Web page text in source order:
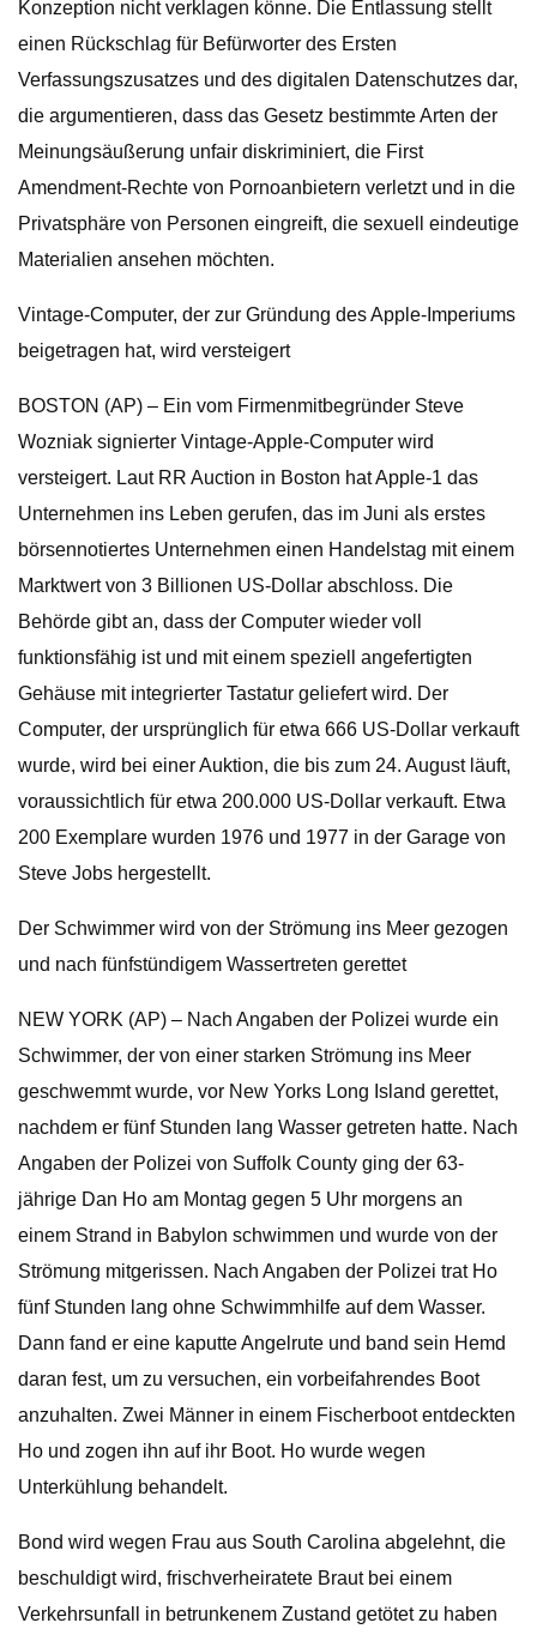
Konzeption nicht verklagen könne. Die Entlassung stellt
einen Rückschlag für Befürworter des Ersten
Verfassungszusatzes und des digitalen Datenschutzes dar,
die argumentieren, dass das Gesetz bestimmte Arten der
Meinungsäußerung unfair diskriminiert, die First
Amendment-Rechte von Pornoanbietern verletzt und in die
Privatsphäre von Personen eingreift, die sexuell eindeutige
Materialien ansehen möchten.
Vintage-Computer, der zur Gründung des Apple-Imperiums
beigetragen hat, wird versteigert
BOSTON (AP) – Ein vom Firmenmitbegründer Steve
Wozniak signierter Vintage-Apple-Computer wird
versteigert. Laut RR Auction in Boston hat Apple-1 das
Unternehmen ins Leben gerufen, das im Juni als erstes
börsennotiertes Unternehmen einen Handelstag mit einem
Marktwert von 3 Billionen US-Dollar abschloss. Die
Behörde gibt an, dass der Computer wieder voll
funktionsfähig ist und mit einem speziell angefertigten
Gehäuse mit integrierter Tastatur geliefert wird. Der
Computer, der ursprünglich für etwa 666 US-Dollar verkauft
wurde, wird bei einer Auktion, die bis zum 24. August läuft,
voraussichtlich für etwa 200.000 US-Dollar verkauft. Etwa
200 Exemplare wurden 1976 und 1977 in der Garage von
Steve Jobs hergestellt.
Der Schwimmer wird von der Strömung ins Meer gezogen
und nach fünfstündigem Wassertreten gerettet
NEW YORK (AP) – Nach Angaben der Polizei wurde ein
Schwimmer, der von einer starken Strömung ins Meer
geschwemmt wurde, vor New Yorks Long Island gerettet,
nachdem er fünf Stunden lang Wasser getreten hatte. Nach
Angaben der Polizei von Suffolk County ging der 63-
jährige Dan Ho am Montag gegen 5 Uhr morgens an
einem Strand in Babylon schwimmen und wurde von der
Strömung mitgerissen. Nach Angaben der Polizei trat Ho
fünf Stunden lang ohne Schwimmhilfe auf dem Wasser.
Dann fand er eine kaputte Angelrute und band sein Hemd
daran fest, um zu versuchen, ein vorbeifahrendes Boot
anzuhalten. Zwei Männer in einem Fischerboot entdeckten
Ho und zogen ihn auf ihr Boot. Ho wurde wegen
Unterkühlung behandelt.
Bond wird wegen Frau aus South Carolina abgelehnt, die
beschuldigt wird, frischverheiratete Braut bei einem
Verkehrsunfall in betrunkenem Zustand getötet zu haben